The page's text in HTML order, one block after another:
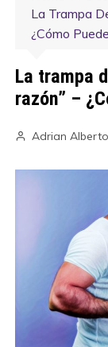
La Trampa
¿Cómo
La trampa
razón” –
Adrian Alberto